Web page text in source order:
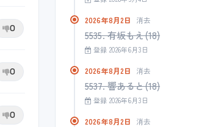
0
0
0
2026年8月2日 消去
5535. 有坂もえ(18)
登録 2026年6月3日
2026年8月2日 消去
5537. 響あると(18)
登録 2026年6月3日
2026年8月2日 消去